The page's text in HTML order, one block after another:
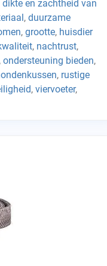
dikte en zachtheid van
, duurzame
, grootte, huisdier
, nachtrust,
, ondersteuning bieden,
, rustige
, viervoeter,